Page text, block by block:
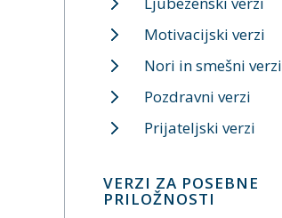
Motivacijski verzi
Nori in smešni verzi
Pozdravni verzi
Prijateljski verzi
VERZI ZA POSEBNE
PRILOŽNOSTI